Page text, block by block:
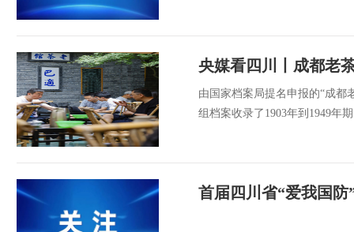
央媒看四川丨成都老
由国家档案局提名申报的“成都
组档案收录了1903年到1949年
首届四川省“爱我国